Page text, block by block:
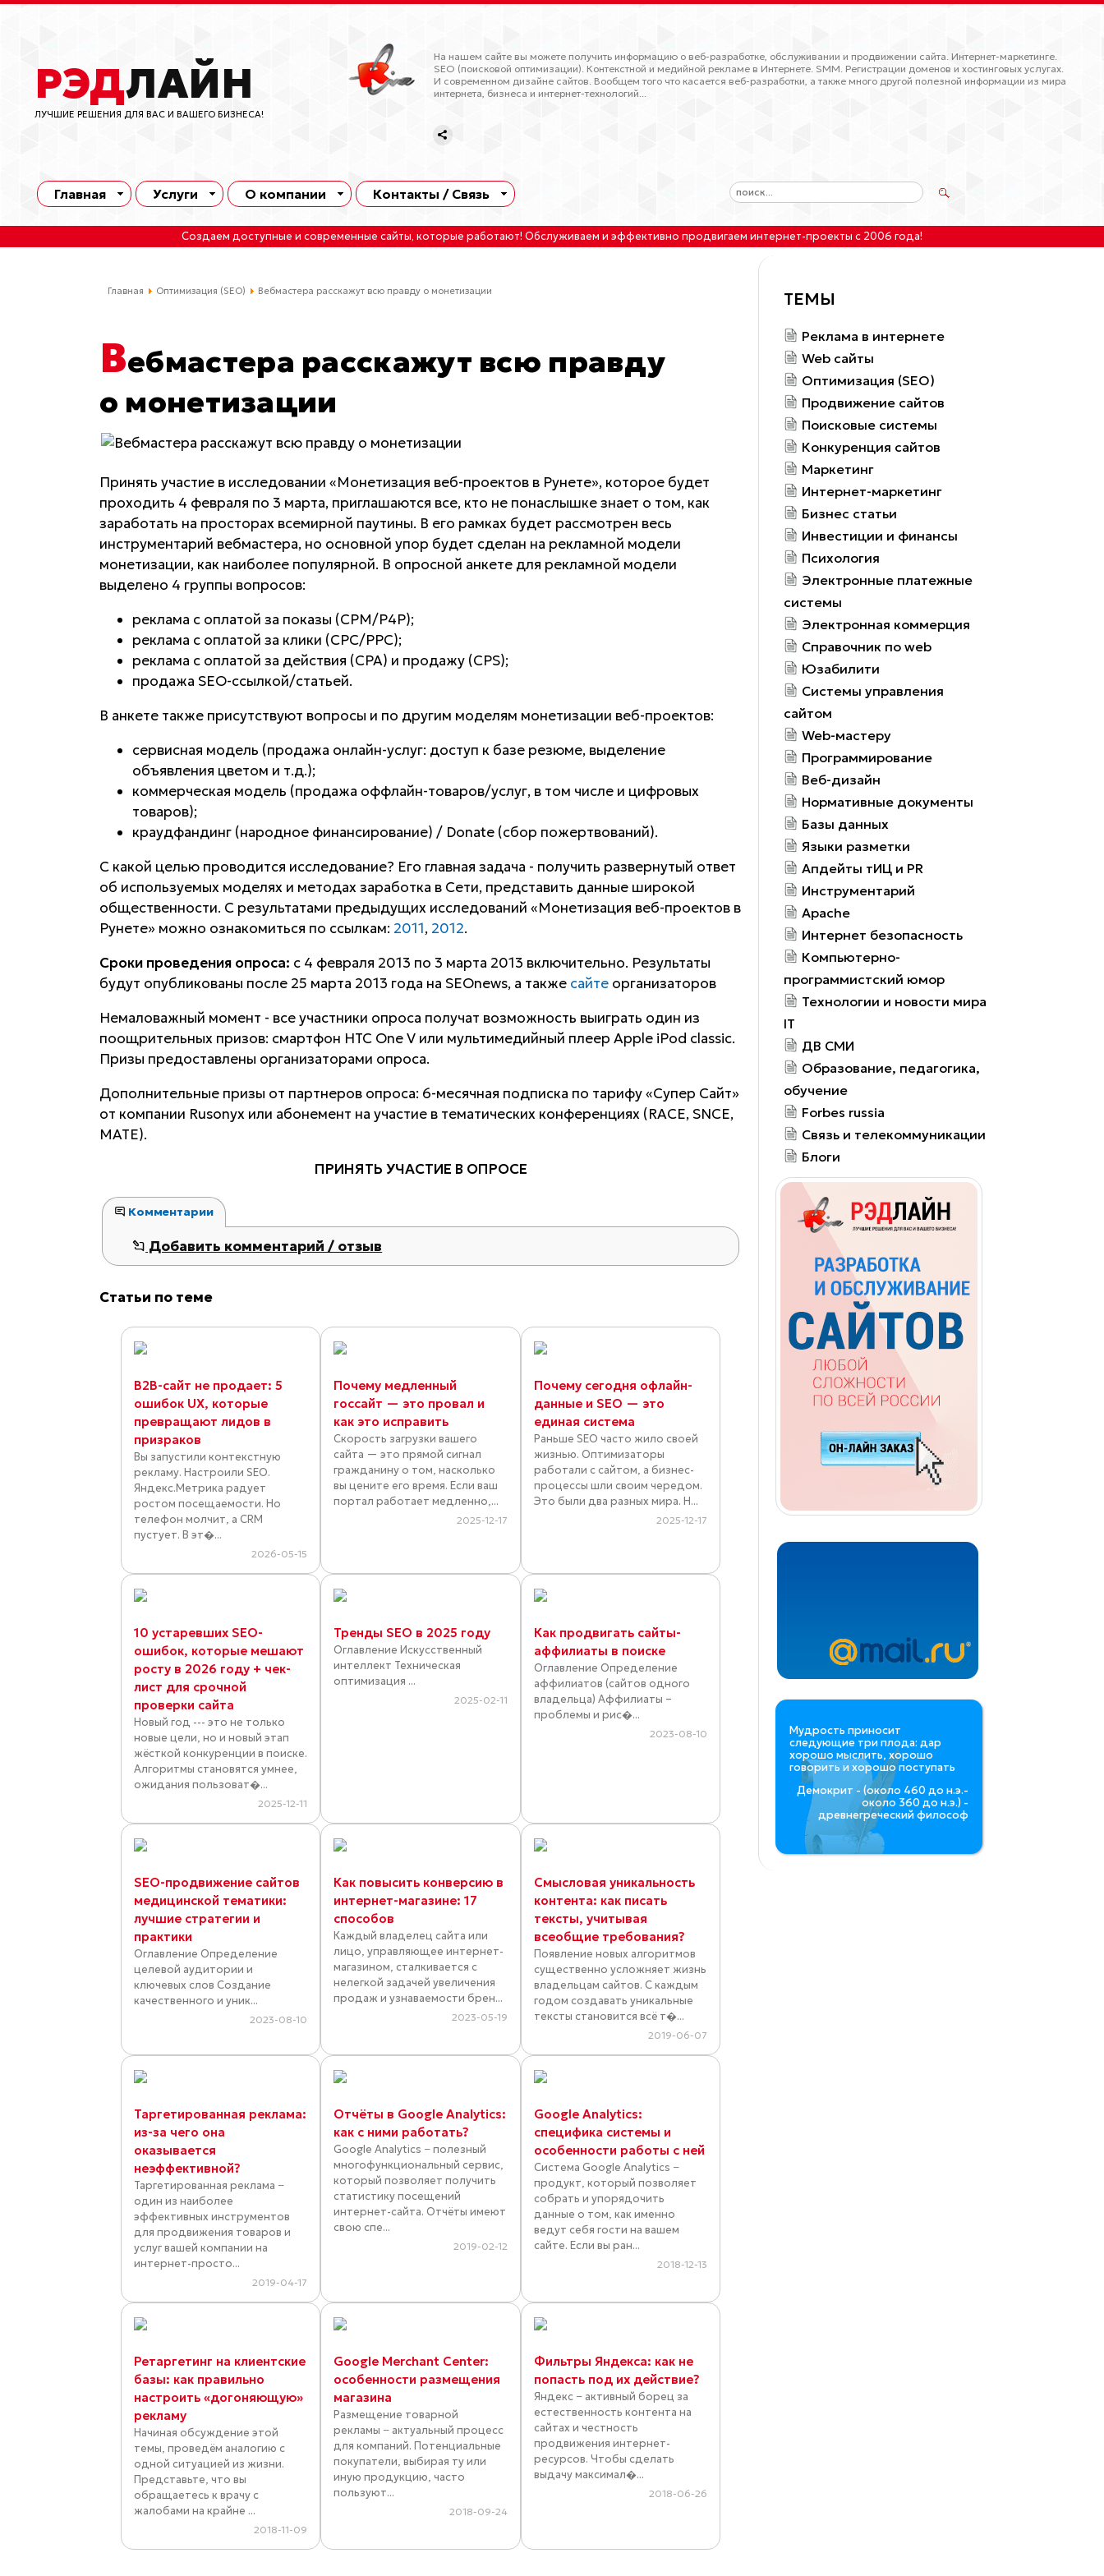
РЭДЛАЙН
ЛУЧШИЕ РЕШЕНИЯ ДЛЯ ВАС И ВАШЕГО БИЗНЕСА!
На нашем сайте вы можете получить информацию о веб-разработке, обслуживании и продвижении сайта. Интернет-маркетинге.
SEO (поисковой оптимизации). Контекстной и медийной рекламе в Интернете. SMM. Регистрации доменов и хостинговых услугах.
И современном дизайне сайтов. Вообщем того что касается веб-разработки, а также много другой полезной информации из мира
интернета, бизнеса и интернет-технологий...
Главная Услуги О компании Контакты / Связь
Создаем доступные и современные сайты, которые работают! Обслуживаем и эффективно продвигаем интернет-проекты с 2006 года!
Главная Оптимизация (SEO) Вебмастера расскажут всю правду о монетизации
Вебмастера расскажут всю правду
о монетизации
Принять участие в исследовании «Монетизация веб-проектов в Рунете», которое будет
проходить 4 февраля по 3 марта, приглашаются все, кто не понаслышке знает о том, как
заработать на просторах всемирной паутины. В его рамках будет рассмотрен весь
инструментарий вебмастера, но основной упор будет сделан на рекламной модели
монетизации, как наиболее популярной. В опросной анкете для рекламной модели
выделено 4 группы вопросов:
реклама с оплатой за показы (CPM/P4P);
реклама с оплатой за клики (CPC/PPC);
реклама с оплатой за действия (CPA) и продажу (CPS);
продажа SEO-ссылкой/статьей.
В анкете также присутствуют вопросы и по другим моделям монетизации веб-проектов:
сервисная модель (продажа онлайн-услуг: доступ к базе резюме, выделение
объявления цветом и т.д.);
коммерческая модель (продажа оффлайн-товаров/услуг, в том числе и цифровых
товаров);
краудфандинг (народное финансирование) / Donate (сбор пожертвований).
С какой целью проводится исследование? Его главная задача - получить развернутый ответ
об используемых моделях и методах заработка в Сети, представить данные широкой
общественности. С результатами предыдущих исследований «Монетизация веб-проектов в
Рунете» можно ознакомиться по ссылкам: 2011, 2012.
Сроки проведения опроса: c 4 февраля 2013 по 3 марта 2013 включительно. Результаты
будут опубликованы после 25 марта 2013 года на SEOnews, а также сайтеорганизаторов
Немаловажный момент - все участники опроса получат возможность выиграть один из
поощрительных призов: смартфон HTC One V или мультимедийный плеер Apple iPod classic.
Призы предоставлены организаторами опроса.
Дополнительные призы от партнеров опроса: 6-месячная подписка по тарифу «Супер Сайт»
от компании Rusonyx или абонемент на участие в тематических конференциях (RACE, SNCE,
MATE).
ПРИНЯТЬ УЧАСТИЕ В ОПРОСЕ
Комментарии
Добавить комментарий / отзыв
Статьи по теме
B2B-сайт не продает: 5
ошибок UX, которые
превращают лидов в
призраков
Вы запустили контекстную
рекламу. Настроили SEO.
Яндекс.Метрика радует
ростом посещаемости. Но
телефон молчит, а CRM
пустует. В эт�...
2026-05-15
Почему медленный
госсайт — это провал и
как это исправить
Скорость загрузки вашего
сайта — это прямой сигнал
гражданину о том, насколько
вы цените его время. Если ваш
портал работает медленно,...
2025-12-17
Почему сегодня офлайн-
данные и SEO — это
единая система
Раньше SEO часто жило своей
жизнью. Оптимизаторы
работали с сайтом, а бизнес-
процессы шли своим чередом.
Это были два разных мира. Н...
2025-12-17
10 устаревших SEO-
ошибок, которые мешают
росту в 2026 году + чек-
лист для срочной
проверки сайта
Новый год --- это не только
новые цели, но и новый этап
жёсткой конкуренции в поиске.
Алгоритмы становятся умнее,
ожидания пользоват�...
2025-12-11
Тренды SEO в 2025 году
Оглавление Искусственный
интеллект Техническая
оптимизация ...
2025-02-11
Как продвигать сайты-
аффилиаты в поиске
Оглавление Определение
аффилиатов (сайтов одного
владельца) Аффилиаты –
проблемы и рис�...
2023-08-10
SEO-продвижение сайтов
медицинской тематики:
лучшие стратегии и
практики
Оглавление Определение
целевой аудитории и
ключевых слов Создание
качественного и уник...
2023-08-10
Как повысить конверсию в
интернет-магазине: 17
способов
Каждый владелец сайта или
лицо, управляющее интернет-
магазином, сталкивается с
нелегкой задачей увеличения
продаж и узнаваемости брен...
2023-05-19
Смысловая уникальность
контента: как писать
тексты, учитывая
всеобщие требования?
Появление новых алгоритмов
существенно усложняет жизнь
владельцам сайтов. С каждым
годом создавать уникальные
тексты становится всё т�...
2019-06-07
Таргетированная реклама:
из-за чего она
оказывается
неэффективной?
Таргетированная реклама −
один из наиболее
эффективных инструментов
для продвижения товаров и
услуг вашей компании на
интернет-просто...
2019-04-17
Отчёты в Google Analytics:
как с ними работать?
Google Analytics − полезный
многофункциональный сервис,
который позволяет получить
статистику посещений
интернет-сайта. Отчёты имеют
свою спе...
2019-02-12
Google Analytics:
специфика системы и
особенности работы с ней
Система Google Analytics −
продукт, который позволяет
собрать и упорядочить
данные о том, как именно
ведут себя гости на вашем
сайте. Если вы ран...
2018-12-13
Ретаргетинг на клиентские
базы: как правильно
настроить «догоняющую»
рекламу
Начиная обсуждение этой
темы, проведём аналогию с
одной ситуацией из жизни.
Представьте, что вы
обращаетесь к врачу с
жалобами на крайне ...
2018-11-09
Google Merchant Center:
особенности размещения
магазина
Размещение товарной
рекламы − актуальный процесс
для компаний. Потенциальные
покупатели, выбирая ту или
иную продукцию, часто
пользуют...
2018-09-24
Фильтры Яндекса: как не
попасть под их действие?
Яндекс − активный борец за
естественность контента на
сайтах и честность
продвижения интернет-
ресурсов. Чтобы сделать
выдачу максимал�...
2018-06-26
ТЕМЫ
Реклама в интернете
Web сайты
Оптимизация (SEO)
Продвижение сайтов
Поисковые системы
Конкуренция сайтов
Маркетинг
Интернет-маркетинг
Бизнес статьи
Инвестиции и финансы
Психология
Электронные платежные
системы
Электронная коммерция
Справочник по web
Юзабилити
Системы управления
сайтом
Web-мастеру
Программирование
Веб-дизайн
Нормативные документы
Базы данных
Языки разметки
Апдейты тИЦ и PR
Инструментарий
Apache
Интернет безопасность
Компьютерно-
программистский юмор
Технологии и новости мира
IT
ДВ СМИ
Образование, педагогика,
обучение
Forbes russia
Связь и телекоммуникации
Блоги
Мудрость приносит
следующие три плода: дар
хорошо мыслить, хорошо
говорить и хорошо поступать
Демокрит - (около 460 до н.э.-
около 360 до н.э.) -
древнегреческий философ